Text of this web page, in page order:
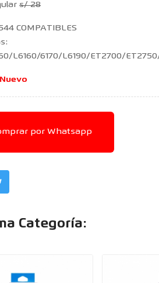
s/ 28
COMPATIBLES
L6160/6170/L6190/ET2700/
Nuevo
por Whatsapp
Categoría: